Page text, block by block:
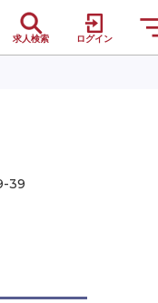
求人検索 ログイン
39